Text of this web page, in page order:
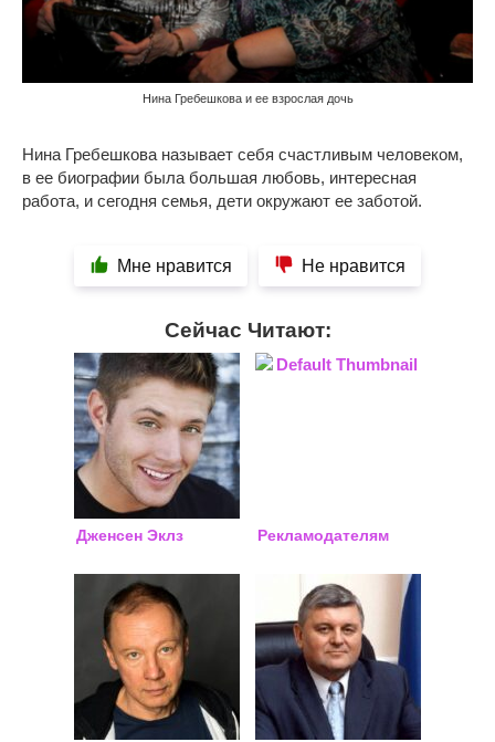
Нина Гребешкова и ее взрослая дочь
Нина Гребешкова называет себя счастливым человеком,
в ее биографии была большая любовь, интересная
работа, и сегодня семья, дети окружают ее заботой.
Мне нравится Не нравится
Сейчас Читают:
Дженсен Эклз Рекламодателям